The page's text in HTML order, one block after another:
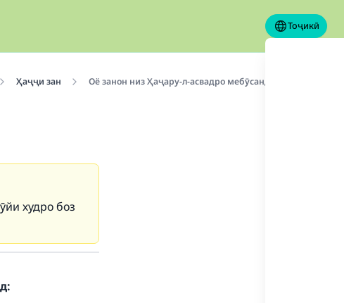
Тоҷикӣ
Ҳаҷҷи зан Оё занон низ Ҳаҷару-л-асвадро мебӯсанд?
худро боз